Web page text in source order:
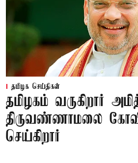
தமிழக செய்திகள்
தமிழகம் வருகிறார்
திருவண்ணாமலை
செய்கிறார்